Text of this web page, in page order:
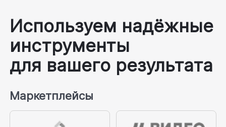
Используем надёжные
инструменты
для вашего результата
Маркетплейсы